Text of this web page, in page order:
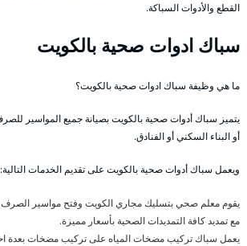
القطع والأدوات السباكة.
سباك ادوات صحية بالكويت
ما هي وظيفة سباك ادوات صحية بالكويت؟
يتميز سباك أدوات صحية بالكويت بصيانة جميع المواسير
أو البناء السكني أو الفنادق.
ويعمل سباك أدوات صحية بالكويت على تقديم الخدمات التالية:
يقوم معلم صحي بتسليك مجاري الكويت وفتح مواسير
مع تمديد كافة التمديدات الصحية بأسعار مميزة.
يعمل سباك تركيب مضخات المياه على تركيب مضخات بعدة